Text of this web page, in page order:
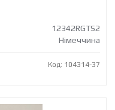
12342RGTS2
Німеччина
Код: 104314-37